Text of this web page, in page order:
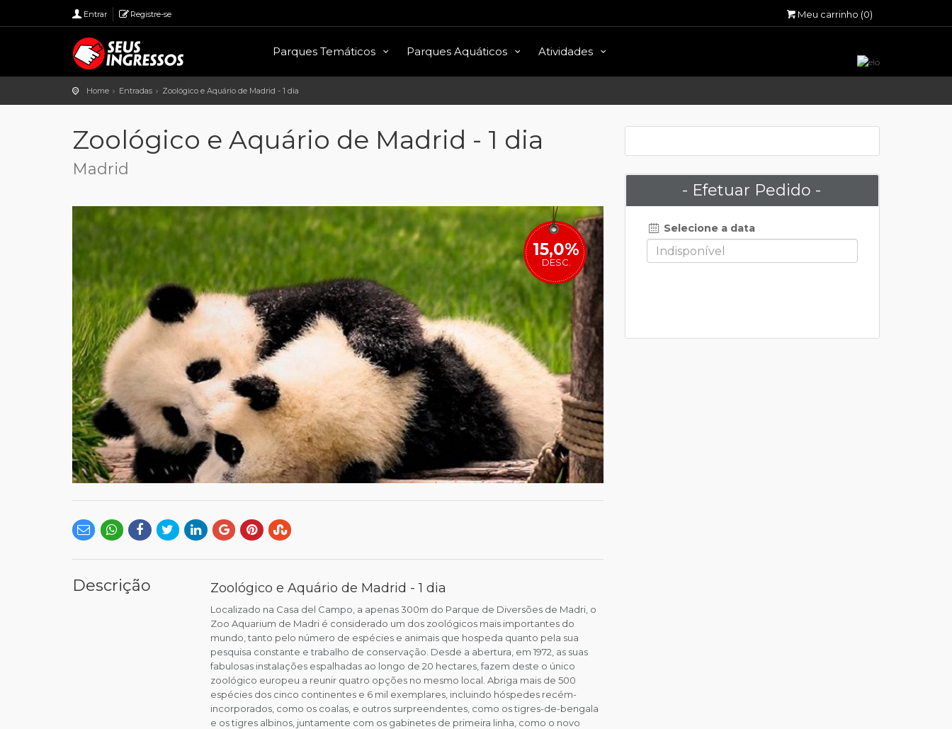
Entrar Registre-se Meu carrinho (0)
Parques Temáticos Parques Aquáticos Atividades
Home Entradas Zoológico e Aquário de Madrid - 1 dia
Zoológico e Aquário de Madrid - 1 dia
Madrid
15,0%
DESC.
Descrição Zoológico e Aquário de Madrid - 1 dia
Localizado na Casa del Campo, a apenas 300m do Parque de Diversões de Madri, o
Zoo Aquarium de Madri é considerado um dos zoológicos mais importantes do
mundo, tanto pelo número de espécies e animais que hospeda quanto pela sua
pesquisa constante e trabalho de conservação. Desde a abertura, em 1972, as suas
fabulosas instalações espalhadas ao longo de 20 hectares, fazem deste o único
zoológico europeu a reunir quatro opções no mesmo local. Abriga mais de 500
espécies dos cinco continentes e 6 mil exemplares, incluindo hóspedes recém-
incorporados, como os coalas, e outros surpreendentes, como os tigres-de-bengala
e os tigres albinos, juntamente com os gabinetes de primeira linha, como o novo
- Efetuar Pedido -
Selecione a data